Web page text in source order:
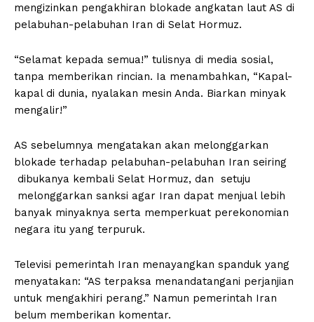
mengizinkan pengakhiran blokade angkatan laut AS di
pelabuhan-pelabuhan Iran di Selat Hormuz.
“Selamat kepada semua!” tulisnya di media sosial,
tanpa memberikan rincian. Ia menambahkan, “Kapal-
kapal di dunia, nyalakan mesin Anda. Biarkan minyak
mengalir!”
AS sebelumnya mengatakan akan melonggarkan
blokade terhadap pelabuhan-pelabuhan Iran seiring
dibukanya kembali Selat Hormuz, dan setuju
melonggarkan sanksi agar Iran dapat menjual lebih
banyak minyaknya serta memperkuat perekonomian
negara itu yang terpuruk.
Televisi pemerintah Iran menayangkan spanduk yang
menyatakan: “AS terpaksa menandatangani perjanjian
untuk mengakhiri perang.” Namun pemerintah Iran
belum memberikan komentar.